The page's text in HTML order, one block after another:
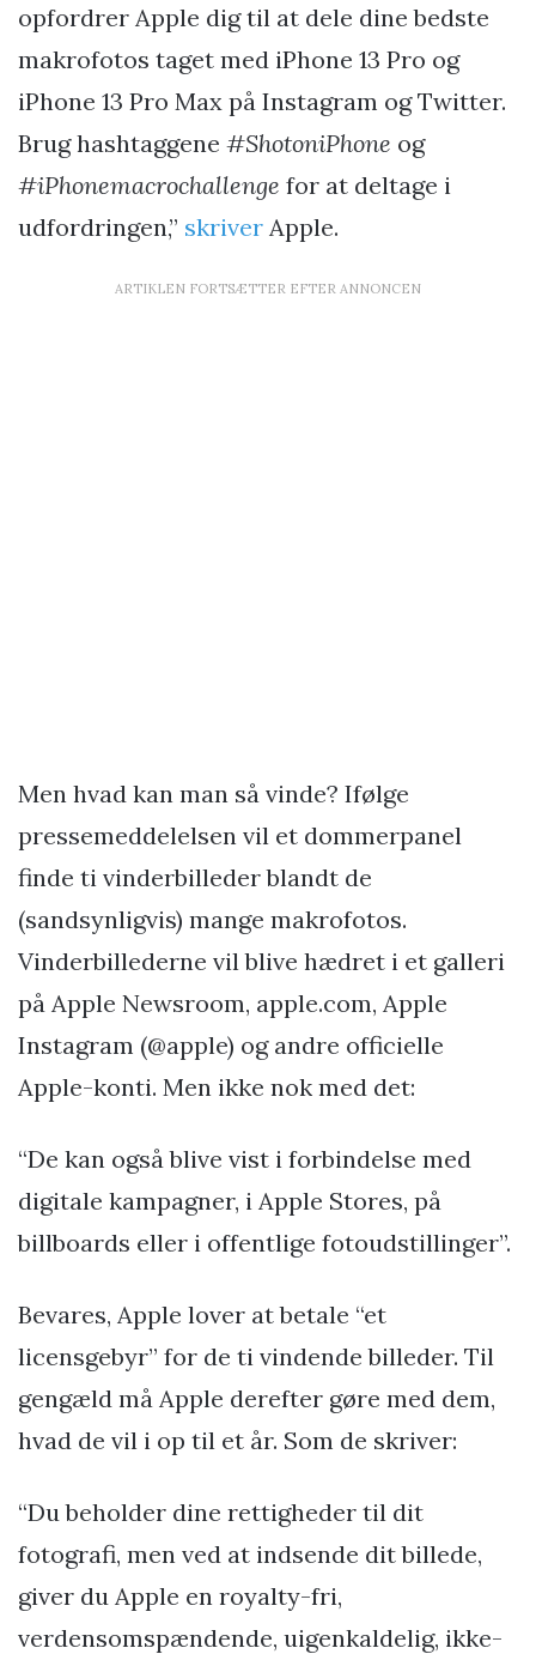
opfordrer Apple dig til at dele dine bedste
makrofotos taget med iPhone 13 Pro og
iPhone 13 Pro Max på Instagram og Twitter.
Brug hashtaggene #ShotoniPhone og
#iPhonemacrochallenge for at deltage i
udfordringen,” skriver Apple.
ARTIKLEN FORTSÆTTER EFTER ANNONCEN
Men hvad kan man så vinde? Ifølge
pressemeddelelsen vil et dommerpanel
finde ti vinderbilleder blandt de
(sandsynligvis) mange makrofotos.
Vinderbillederne vil blive hædret i et galleri
på Apple Newsroom, apple.com, Apple
Instagram (@apple) og andre officielle
Apple-konti. Men ikke nok med det:
“De kan også blive vist i forbindelse med
digitale kampagner, i Apple Stores, på
billboards eller i offentlige fotoudstillinger”.
Bevares, Apple lover at betale “et
licensgebyr” for de ti vindende billeder. Til
gengæld må Apple derefter gøre med dem,
hvad de vil i op til et år. Som de skriver:
“Du beholder dine rettigheder til dit
fotografi, men ved at indsende dit billede,
giver du Apple en royalty-fri,
verdensomspændende, uigenkaldelig, ikke-